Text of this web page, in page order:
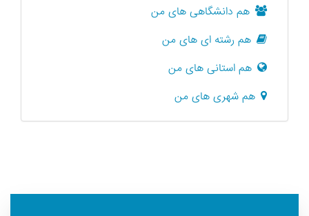
هم دانشگاهی های من
هم رشته ای های من
هم استانی های من
هم شهری های من